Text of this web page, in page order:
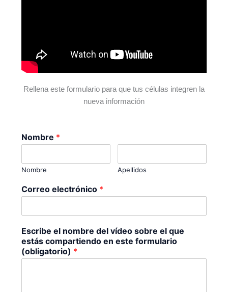
Rellena este formulario para que tus células integren la
nueva información
Nombre *
Nombre Apellidos
Correo electrónico *
Escribe el nombre del vídeo sobre el que
estás compartiendo en este formulario
(obligatorio) *